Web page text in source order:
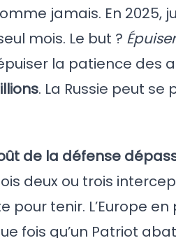
jamais. En 2025,
mois. Le but ?
la patience des
. La Russie peut
de la défense
deux ou trois
pour tenir. L’Europe
fois qu’un Patriot